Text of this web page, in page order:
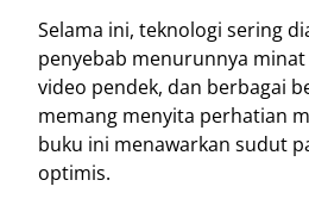
Selama ini, teknologi sering
penyebab menurunnya minat
video pendek, dan berbagai
memang menyita perhatian
buku ini menawarkan sudut
optimis.